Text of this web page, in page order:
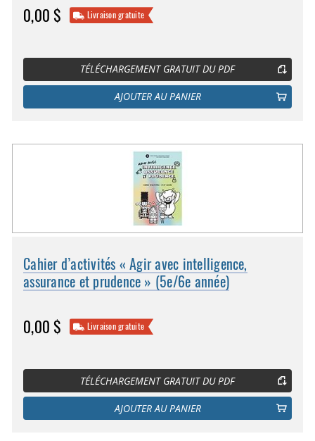
0,00 $ Livraison gratuite
TÉLÉCHARGEMENT GRATUIT DU PDF
AJOUTER AU PANIER
Cahier d’activités « Agir avec intelligence,
assurance et prudence » (5e/6e année)
0,00 $ Livraison gratuite
TÉLÉCHARGEMENT GRATUIT DU PDF
AJOUTER AU PANIER